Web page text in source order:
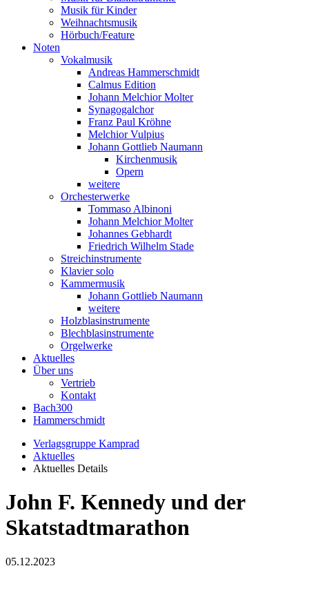
Musik für Kinder
Weihnachtsmusik
Hörbuch/Feature
Noten
Vokalmusik
Andreas Hammerschmidt
Calmus Edition
Johann Melchior Molter
Synagogalchor
Franz Paul Kröhne
Melchior Vulpius
Johann Gottlieb Naumann
Kirchenmusik
Opern
weitere
Orchesterwerke
Tommaso Albinoni
Johann Melchior Molter
Johannes Gebhardt
Friedrich Wilhelm Stade
Streichinstrumente
Klavier solo
Kammermusik
Johann Gottlieb Naumann
weitere
Holzblasinstrumente
Blechblasinstrumente
Orgelwerke
Aktuelles
Über uns
Vertrieb
Kontakt
Bach300
Hammerschmidt
Verlagsgruppe Kamprad
Aktuelles
Aktuelles Details
John F. Kennedy und der
Skatstadtmarathon
05.12.2023